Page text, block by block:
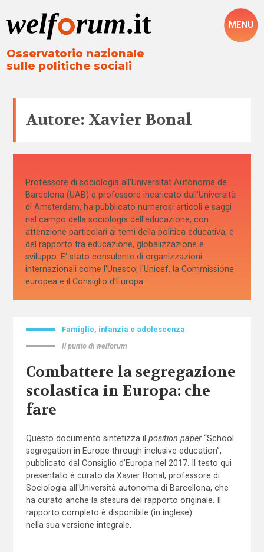
Osservatorio nazionale
sulle politiche sociali
MENU
Autore: Xavier Bonal
Professore di sociologia all'Universitat Autònoma de
Barcelona (UAB) e professore incaricato dall'Università
di Amsterdam, ha pubblicato numerosi articoli e saggi
nel campo della sociologia dell'educazione, con
attenzione particolari ai temi della politica educativa, e
del rapporto tra educazione, globalizzazione e
sviluppo. E' stato consulente di organizzazioni
internazionali come l'Unesco, l'Unicef, la Commissione
europea e il Consiglio d'Europa.
Famiglie, infanzia e adolescenza
Il punto di welforum
Combattere la segregazione
scolastica in Europa: che
fare
Questo documento sintetizza il position paper“School
segregation in Europe through inclusive education”,
pubblicato dal Consiglio d’Europa nel 2017. Il testo qui
presentato è curato da Xavier Bonal, professore di
Sociologia all'Università autonoma di Barcellona, che
ha curato anche la stesura del rapporto originale. Il
rapporto completo è disponibile (in inglese)
nella sua versione integrale